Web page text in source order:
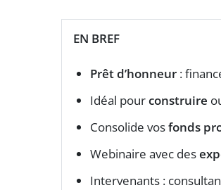
EN BREF
Prêt d’honneur :
Idéal pourconstruire
Consolide vosfonds
Webinaire avec des
Intervenants :